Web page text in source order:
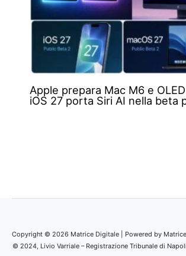
Apple prepara Mac M6 e
iOS 27 porta Siri AI nella beta
Copyright © 2026 Matrice Digitale | Powered by
© 2024, Livio Varriale – Registrazione Tribunale di